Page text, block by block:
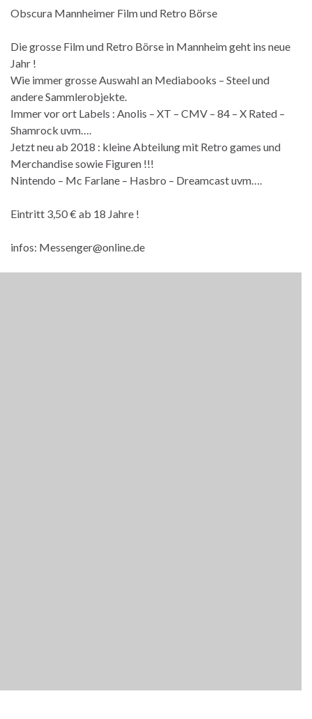
Obscura Mannheimer Film und Retro Börse
Die grosse Film und Retro Börse in Mannheim geht ins neue
Jahr !
Wie immer grosse Auswahl an Mediabooks – Steel und
andere Sammlerobjekte.
Immer vor ort Labels : Anolis – XT – CMV – 84 – X Rated –
Shamrock uvm….
Jetzt neu ab 2018 : kleine Abteilung mit Retro games und
Merchandise sowie Figuren !!!
Nintendo – Mc Farlane – Hasbro – Dreamcast uvm….
Eintritt 3,50 € ab 18 Jahre !
infos: Messenger@online.de